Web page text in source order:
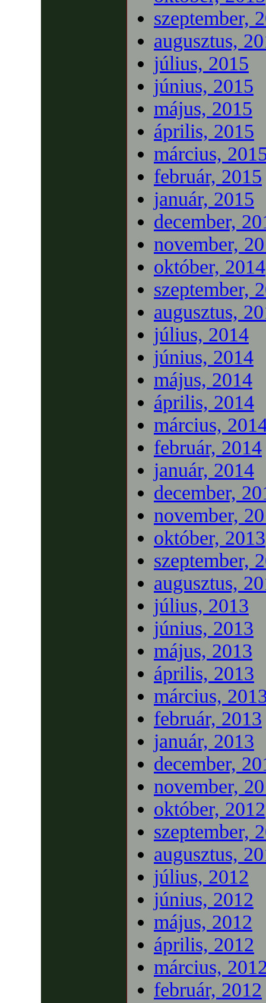
szeptember,
augusztus,
július, 2015
június, 2015
május, 2015
április, 2015
március,
február, 2015
január, 2015
december,
november,
október, 2014
szeptember,
augusztus,
július, 2014
június, 2014
május, 2014
április, 2014
március,
február, 2014
január, 2014
december,
november,
október, 2013
szeptember,
augusztus,
július, 2013
június, 2013
május, 2013
április, 2013
március,
február, 2013
január, 2013
december,
november,
október, 2012
szeptember,
augusztus,
július, 2012
június, 2012
május, 2012
április, 2012
március,
február, 2012